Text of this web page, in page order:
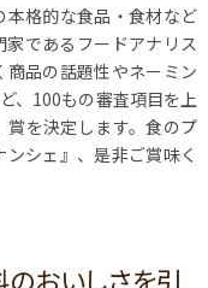
格的な食品・食材など
であるフードアナリス
商品の話題性やネーミン
、100もの審査項目を上
を決定します。食のプ
シェ』、是非ご賞味く
おいしさを引